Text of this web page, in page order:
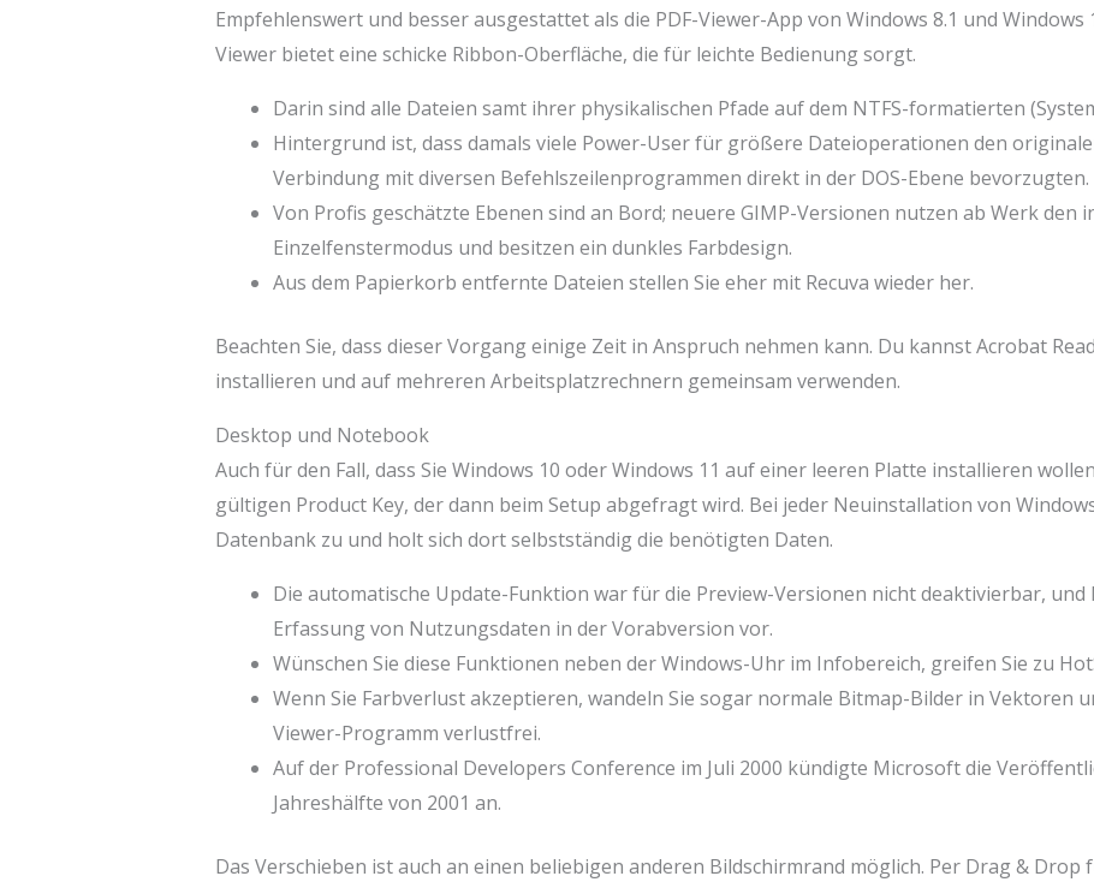
Empfehlenswert und besser ausgestattet als die PDF-Viewer-App von Windows 8.1 und Windows
Viewer bietet eine schicke Ribbon-Oberfläche, die für leichte Bedienung sorgt.
Darin sind alle Dateien samt ihrer physikalischen Pfade auf dem NTFS-formatierten
Hintergrund ist, dass damals viele Power-User für größere Dateioperationen den
Verbindung mit diversen Befehlszeilenprogrammen direkt in der DOS-Ebene bevorzugten.
Von Profis geschätzte Ebenen sind an Bord; neuere GIMP-Versionen nutzen ab Werk den
Einzelfenstermodus und besitzen ein dunkles Farbdesign.
Aus dem Papierkorb entfernte Dateien stellen Sie eher mit Recuva wieder her.
Beachten Sie, dass dieser Vorgang einige Zeit in Anspruch nehmen kann. Du kannst Acrobat
installieren und auf mehreren Arbeitsplatzrechnern gemeinsam verwenden.
Desktop und Notebook
Auch für den Fall, dass Sie Windows 10 oder Windows 11 auf einer leeren Platte installieren
gültigen Product Key, der dann beim Setup abgefragt wird. Bei jeder Neuinstallation von
Datenbank zu und holt sich dort selbstständig die benötigten Daten.
Die automatische Update-Funktion war für die Preview-Versionen nicht deaktivierbar,
Erfassung von Nutzungsdaten in der Vorabversion vor.
Wünschen Sie diese Funktionen neben der Windows-Uhr im Infobereich, greifen Sie zu
Wenn Sie Farbverlust akzeptieren, wandeln Sie sogar normale Bitmap-Bilder in Vektoren
Viewer-Programm verlustfrei.
Auf der Professional Developers Conference im Juli 2000 kündigte Microsoft die
Jahreshälfte von 2001 an.
Das Verschieben ist auch an einen beliebigen anderen Bildschirmrand möglich. Per Drag & Drop